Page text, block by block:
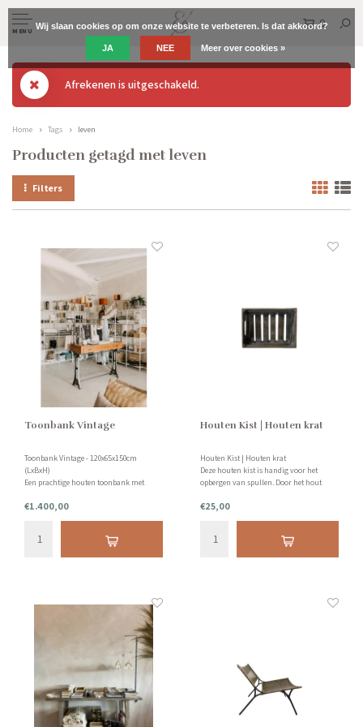
MENU
0
Afrekenen is uitgeschakeld.
Home Tags leven
Producten getagd met leven
Filters
Toonbank Vintage
Toonbank Vintage - 120x65x150cm
(LxBxH)
Een prachtige houten toonbank met
ruimte uniek en creëert gezellige sfeer.
Prachtig om je schatten te presenteren.
erboven.
€1.400,00
Houten Kist | Houten krat
Houten Kist | Houten krat
Deze houten kist is handig voor het
opbergen van spullen. Door het hout
leuk en handig! Afmetingen: LxBxH -
40x29x17cm
€25,00
Wij slaan cookies op om onze website te verbeteren. Is dat akkoord?
JA NEE Meer over cookies »